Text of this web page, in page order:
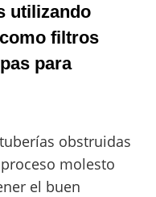
utilizando
filtros
para
obstruidas
molesto
el buen